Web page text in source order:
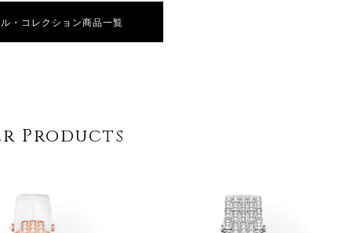
・コレクション商品一覧
Products